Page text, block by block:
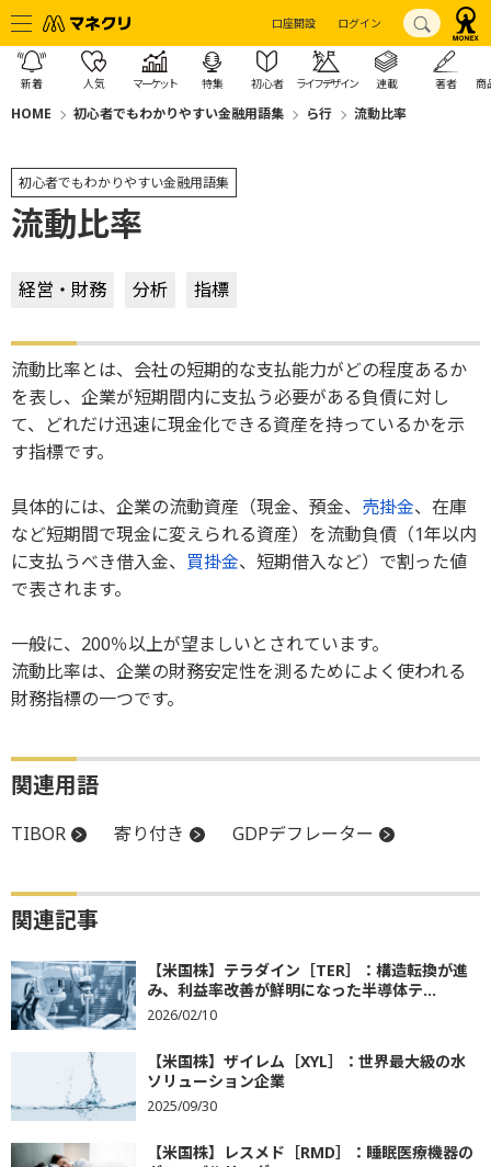
口座開設 ログイン
新着 人気 マーケット 特集 初心者 ライフデザイン 連載 著者 商
HOME 初心者でもわかりやすい金融用語集 ら行 流動比率
初心者でもわかりやすい金融用語集
流動比率
経営・財務 分析 指標
流動比率とは、会社の短期的な支払能力がどの程度あるか
を表し、企業が短期間内に支払う必要がある負債に対し
て、どれだけ迅速に現金化できる資産を持っているかを示
す指標です。
具体的には、企業の流動資産（現金、預金、 売掛金、在庫
など短期間で現金に変えられる資産）を流動負債（1年以内
に支払うべき借入金、 買掛金、短期借入など）で割った値
で表されます。
一般に、200％以上が望ましいとされています。
流動比率は、企業の財務安定性を測るためによく使われる
財務指標の一つです。
関連用語
TIBOR 寄り付き GDPデフレーター
関連記事
【米国株】テラダイン［TER］：構造転換が進
み、利益率改善が鮮明になった半導体テ...
2026/02/10
【米国株】ザイレム［XYL］：世界最大級の水
ソリューション企業
2025/09/30
【米国株】レスメド［RMD］：睡眠医療機器の